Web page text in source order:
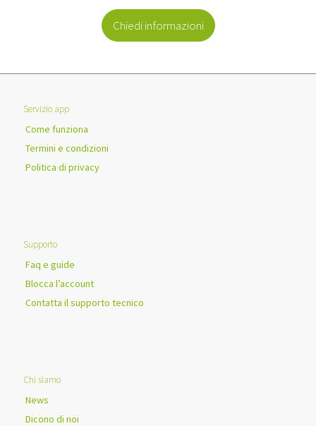
Chiedi informazioni
Servizio app
Come funziona
Termini e condizioni
Politica di privacy
Supporto
Faq e guide
Blocca l’account
Contatta il supporto tecnico
Chi siamo
News
Dicono di noi